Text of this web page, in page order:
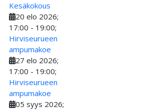
Kesäkokous
20 elo 2026;
17:00 - 19:00;
Hirviseurueen
ampumakoe
27 elo 2026;
17:00 - 19:00;
Hirviseurueen
ampumakoe
05 syys 2026;